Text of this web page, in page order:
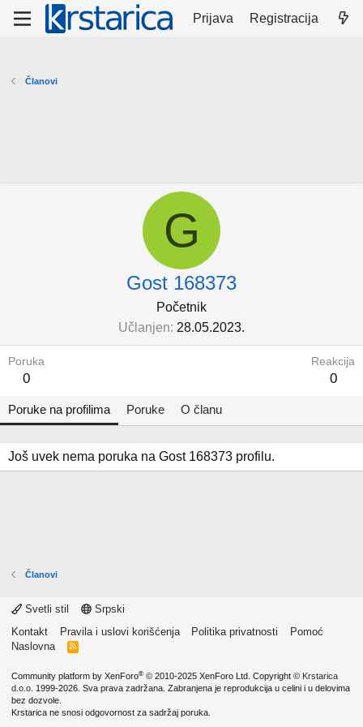
Prijava Registracija
Članovi
G
Gost 168373
Početnik
Učlanjen 28.05.2023.
Poruka
0
Reakcija
0
Poruke na profilima Poruke O članu
Još uvek nema poruka na Gost 168373 profilu.
Članovi
Svetli stil
Srpski
Kontakt
Pravila i uslovi korišćenja Politika privatnosti
Pomoć
Naslovna
R
Community platform by XenForo® © 2010-2025 XenForo Ltd. Copyright © Krstarica
d.o.o. 1999-2026. Sva prava zadržana. Zabranjena je reprodukcija u celini i u delovima
bez dozvole.
Krstarica ne snosi odgovornost za sadržaj poruka.